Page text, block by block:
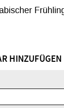
HINZUFÜGEN